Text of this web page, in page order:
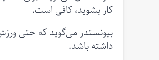
کار بشوید، کافی است.
بیونستدر می‌گوید که حتی
داشته باشد.